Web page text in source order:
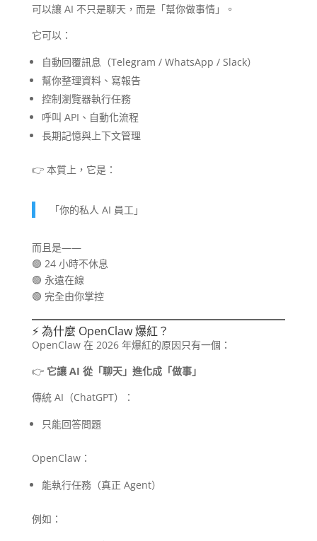
可以讓 AI 不只是聊天，而是「幫你做事情」。
它可以：
自動回覆訊息（Telegram / WhatsApp / Slack）
幫你整理資料、寫報告
控制瀏覽器執行任務
呼叫 API、自動化流程
長期記憶與上下文管理
👉 本質上，它是：
「你的私人 AI 員工」
而且是——
🟢 24 小時不休息
🟢 永遠在線
🟢 完全由你掌控
⚡ 為什麼 OpenClaw 爆紅？
OpenClaw 在 2026 年爆紅的原因只有一個：
👉 它讓 AI 從「聊天」進化成「做事」
傳統 AI（ChatGPT）：
只能回答問題
OpenClaw：
能執行任務（真正 Agent）
例如：